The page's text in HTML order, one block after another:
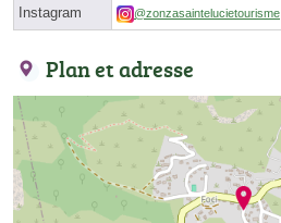
Instagram @zonzasaintelucietourisme
Plan et adresse